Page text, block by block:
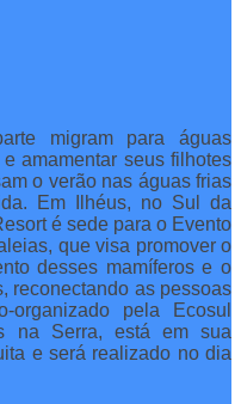
migram para águas
amamentar seus filhotes
o verão nas águas frias
Em Ilhéus, no Sul da
é sede para o Evento
que visa promover o
desses mamíferos e o
reconectando as pessoas
pela Ecosul
na Serra, está em sua
e será realizado no dia